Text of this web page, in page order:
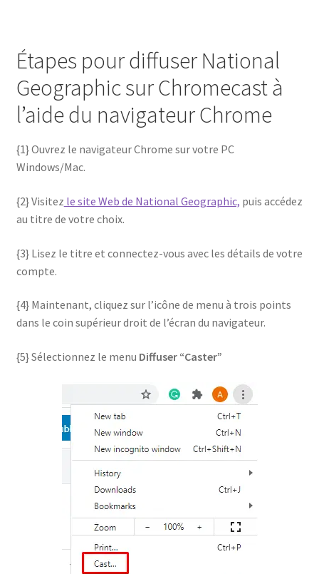
Étapes pour diffuser National
Geographic sur Chromecast à
l’aide du navigateur Chrome
{1} Ouvrez le navigateur Chrome sur votre PC
Windows/Mac.
{2} Visitez le site Web de National Geographic, puis accédez
au titre de votre choix.
{3} Lisez le titre et connectez-vous avec les détails de votre
compte.
{4} Maintenant, cliquez sur l’icône de menu à trois points
dans le coin supérieur droit de l’écran du navigateur.
{5} Sélectionnez le menu Diffuser “Caster”